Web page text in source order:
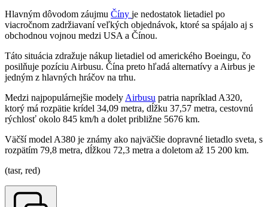
Hlavným dôvodom záujmu Číny je nedostatok lietadiel po
viacročnom zadržiavaní veľkých objednávok, ktoré sa spájalo aj s
obchodnou vojnou medzi USA a Čínou.
Táto situácia zdražuje nákup lietadiel od amerického Boeingu, čo
posilňuje pozíciu Airbusu. Čína preto hľadá alternatívy a Airbus je
jedným z hlavných hráčov na trhu.
Medzi najpopulárnejšie modelyAirbusu patria napríklad A320,
ktorý má rozpätie krídel 34,09 metra, dĺžku 37,57 metra, cestovnú
rýchlosť okolo 845 km/h a dolet približne 5676 km.
Väčší model A380 je známy ako najväčšie dopravné lietadlo sveta, s
rozpätím 79,8 metra, dĺžkou 72,3 metra a doletom až 15 200 km.
(tasr, red)